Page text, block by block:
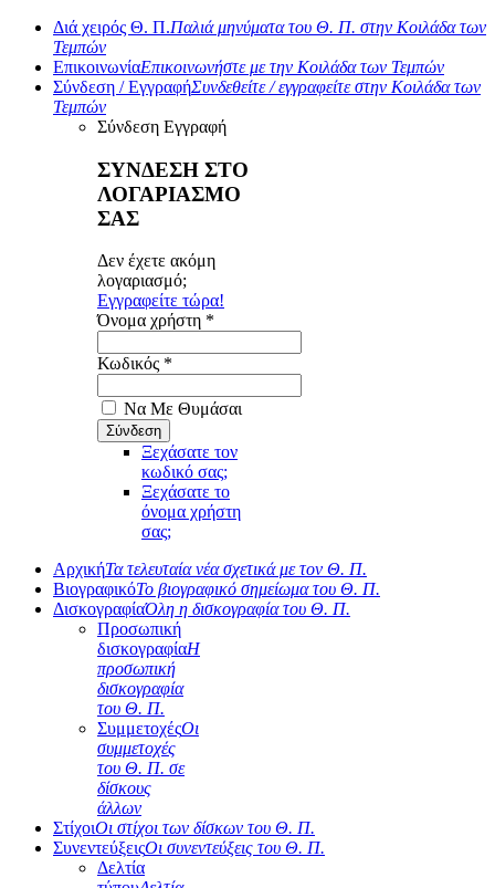
Διά χειρός Θ. Π.Παλιά μηνύματα του Θ. Π. στην Κοιλάδα των
Τεμπών
ΕπικοινωνίαΕπικοινωνήστε με την Κοιλάδα των Τεμπών
Σύνδεση / ΕγγραφήΣυνδεθείτε / εγγραφείτε στην Κοιλάδα των
Τεμπών
Σύνδεση Εγγραφή
ΣΥΝΔΕΣΗ ΣΤΟ
ΛΟΓΑΡΙΑΣΜΟ
ΣΑΣ
Δεν έχετε ακόμη
λογαριασμό;
Εγγραφείτε τώρα!
Όνομα χρήστη *
Κωδικός *
Να Με Θυμάσαι
Ξεχάσατε τον
κωδικό σας;
Ξεχάσατε το
όνομα χρήστη
σας;
ΑρχικήΤα τελευταία νέα σχετικά με τον Θ. Π.
ΒιογραφικόΤο βιογραφικό σημείωμα του Θ. Π.
ΔισκογραφίαΌλη η δισκογραφία του Θ. Π.
Προσωπική
δισκογραφίαΗ
προσωπική
δισκογραφία
του Θ. Π.
ΣυμμετοχέςΟι
συμμετοχές
του Θ. Π. σε
δίσκους
άλλων
ΣτίχοιΟι στίχοι των δίσκων του Θ. Π.
ΣυνεντεύξειςΟι συνεντεύξεις του Θ. Π.
Δελτία